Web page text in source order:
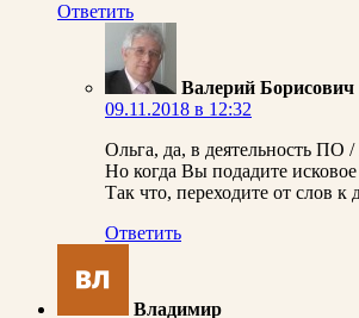
Ответить
Валерий Борисович
09.11.2018 в 12:32
Ольга, да, в деятельность ПО
Но когда Вы подадите исковое
Так что, переходите от слов к
Ответить
Владимир